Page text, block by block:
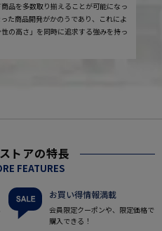
品を多数取り揃えることが可能になっ
た商品開発がかのうであり、これによ
の高さ」を同時に追求する強みを持っ
トアの特長
FEATURES
お買い得情報満載
会員限定クーポンや、限定価格で
購入できる！